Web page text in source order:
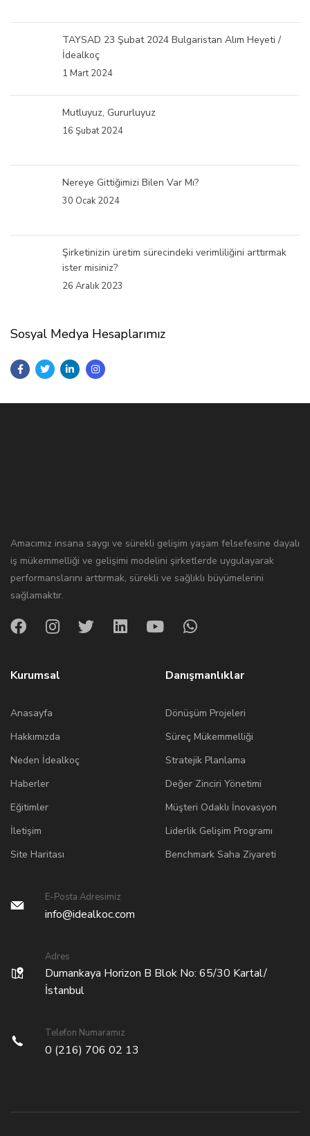
TAYSAD 23 Şubat 2024 Bulgaristan Alım Heyeti /
İdealkoç
1 Mart 2024
Mutluyuz, Gururluyuz
16 Şubat 2024
Nereye Gittiğimizi Bilen Var Mı?
30 Ocak 2024
Şirketinizin üretim sürecindeki verimliliğini arttırmak
ister misiniz?
26 Aralık 2023
Sosyal Medya Hesaplarımız
Amacımız insana saygı ve sürekli gelişim yaşam felsefesine dayalı
iş mükemmelliği ve gelişimi modelini şirketlerde uygulayarak
performanslarını arttırmak, sürekli ve sağlıklı büyümelerini
sağlamaktır.
Kurumsal
Anasayfa
Hakkımızda
Neden İdealkoç
Haberler
Eğitimler
İletişim
Site Haritası
Danışmanlıklar
Dönüşüm Projeleri
Süreç Mükemmelliği
Stratejik Planlama
Değer Zinciri Yönetimi
Müşteri Odaklı İnovasyon
Liderlik Gelişim Programı
Benchmark Saha Ziyareti
E-Posta Adresimiz
info@idealkoc.com
Adres
Dumankaya Horizon B Blok No: 65/30 Kartal/
İstanbul
Telefon Numaramız
0 (216) 706 02 13